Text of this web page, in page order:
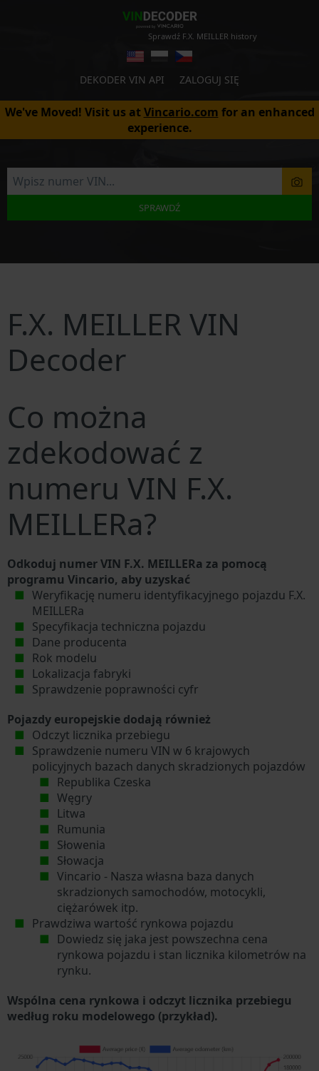
Sprawdź F.X. MEILLER history
DEKODER VIN API ZALOGUJ SIĘ
We've Moved! Visit us atVincario.com for an enhanced
experience.
SPRAWDŹ
F.X. MEILLER VIN
Decoder
Co można
zdekodować z
numeru VIN F.X.
MEILLERa?
Odkoduj numer VIN F.X. MEILLERa za pomocą
programu Vincario, aby uzyskać
Weryfikację numeru identyfikacyjnego pojazdu F.X.
MEILLERa
Specyfikacja techniczna pojazdu
Dane producenta
Rok modelu
Lokalizacja fabryki
Sprawdzenie poprawności cyfr
Pojazdy europejskie dodają również
Odczyt licznika przebiegu
Sprawdzenie numeru VIN w 6 krajowych
policyjnych bazach danych skradzionych pojazdów
Republika Czeska
Węgry
Litwa
Rumunia
Słowenia
Słowacja
Vincario - Nasza własna baza danych
skradzionych samochodów, motocykli,
ciężarówek itp.
Prawdziwa wartość rynkowa pojazdu
Dowiedz się jaka jest powszechna cena
rynkowa pojazdu i stan licznika kilometrów na
rynku.
Wspólna cena rynkowa i odczyt licznika przebiegu
według roku modelowego (przykład).